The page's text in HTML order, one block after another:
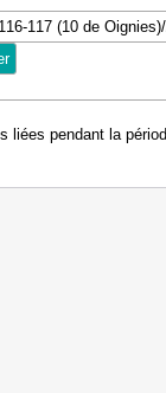
liées pendant la